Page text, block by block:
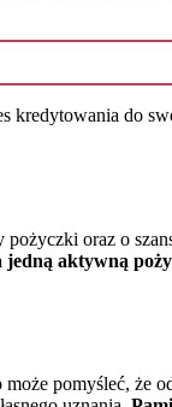
kredytowania do
oraz o
jedną aktywną
pomyśleć, że